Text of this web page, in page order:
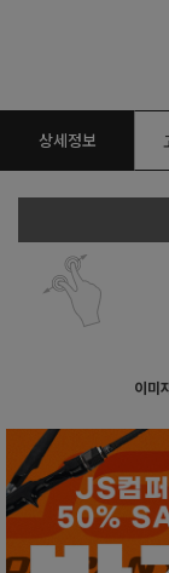
상세정보
이미